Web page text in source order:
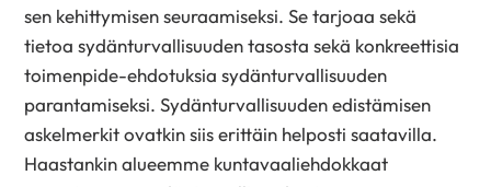
sen kehittymisen seuraamiseksi. Se tarjoaa sekä
tietoa sydänturvallisuuden tasosta sekä konkreettisia
toimenpide-ehdotuksia sydänturvallisuuden
parantamiseksi. Sydänturvallisuuden edistämisen
askelmerkit ovatkin siis erittäin helposti saatavilla.
Haastankin alueemme kuntavaaliehdokkaat